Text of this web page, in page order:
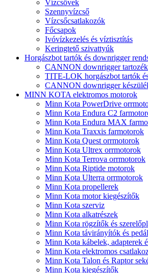
Vízcsövek
Szennyvízcső
Vízcsőcsatlakozók
Főcsapok
Ivóvízkezelés és víztisztítás
Keringtető szivattyúk
Horgászbot tartók és downrigger
CANNON downrigger
TITE-LOK horgászbot tartók
CANNON downrigger
MINN KOTA elektromos motorok
Minn Kota PowerDrive
Minn Kota Endura C2
Minn Kota Endura MAX
Minn Kota Traxxis farmotorok
Minn Kota Quest orrmotorok
Minn Kota Ultrex orrmotorok
Minn Kota Terrova orrmotorok
Minn Kota Riptide motorok
Minn Kota Ulterra orrmotorok
Minn Kota propellerek
Minn Kota motor kiegészítők
Minn Kota szerviz
Minn Kota alkatrészek
Minn Kota rögzítők és
Minn Kota távirányítók és
Minn Kota kábelek, adapterek
Minn Kota elektromos
Minn Kota Talon és Raptor
Minn Kota kiegészítők